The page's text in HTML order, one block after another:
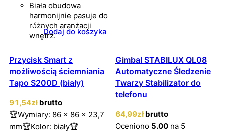
Biała obudowa
harmonijnie pasuje do
różnych aranżacji
wnętrz.Dodaj do koszyka
Przycisk Smart z
możliwością ściemniania
Tapo S200D (biały)
91,54zł brutto
🏆Wymiary: 86 x 86 x 23,7
mm🏆Kolor: biały🏆
Gimbal STABILUX QL08
Automatyczne Śledzenie
Twarzy Stabilizator do
telefonu
64,99zł brutto
Oceniono 5.00 na 5